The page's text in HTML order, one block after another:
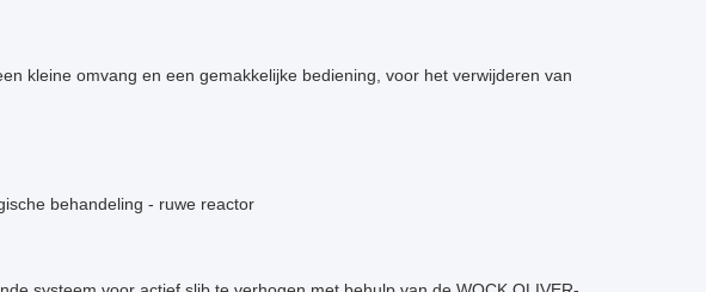
kleine omvang en een gemakkelijke bediening, voor het verwijderen van
behandeling - ruwe reactor